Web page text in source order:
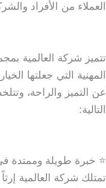
العملاء من الأفراد
تتميز شركة العالمية
المهنية التي جعلتها
عن التميز والراحة،
التالية:
⭐ خبرة طويلة وممتدة
تمتلك شركة العالمية